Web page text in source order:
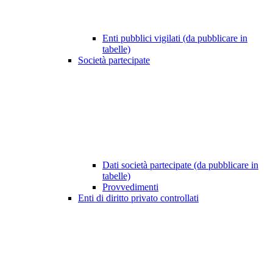
Enti pubblici vigilati (da pubblicare in
tabelle)
Società partecipate
Dati società partecipate (da pubblicare in
tabelle)
Provvedimenti
Enti di diritto privato controllati